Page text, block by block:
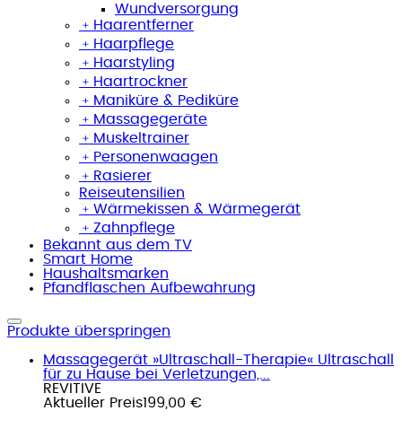
Wundversorgung
﹢ Haarentferner
﹢ Haarpflege
﹢ Haarstyling
﹢ Haartrockner
﹢ Maniküre & Pediküre
﹢ Massagegeräte
﹢ Muskeltrainer
﹢ Personenwaagen
﹢ Rasierer
Reiseutensilien
﹢ Wärmekissen & Wärmegerät
﹢ Zahnpflege
Bekannt aus dem TV
Smart Home
Haushaltsmarken
Pfandflaschen Aufbewahrung
Produkte überspringen
Massagegerät »Ultraschall-Therapie« Ultraschall
für zu Hause bei Verletzungen,...
REVITIVE
Aktueller Preis199,00 €